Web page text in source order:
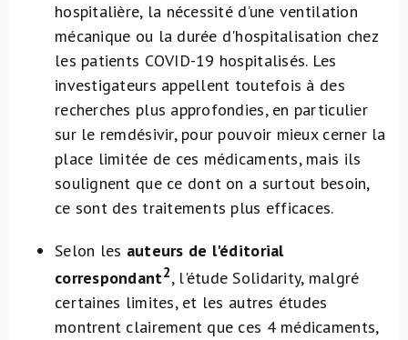
hospitalière, la nécessité d’une ventilation
mécanique ou la durée d'hospitalisation chez
les patients COVID-19 hospitalisés. Les
investigateurs appellent toutefois à des
recherches plus approfondies, en particulier
sur le remdésivir, pour pouvoir mieux cerner la
place limitée de ces médicaments, mais ils
soulignent que ce dont on a surtout besoin,
ce sont des traitements plus efficaces.
Selon les auteurs de l'éditorial
correspondant2, l'étude Solidarity, malgré
certaines limites, et les autres études
montrent clairement que ces 4 médicaments,